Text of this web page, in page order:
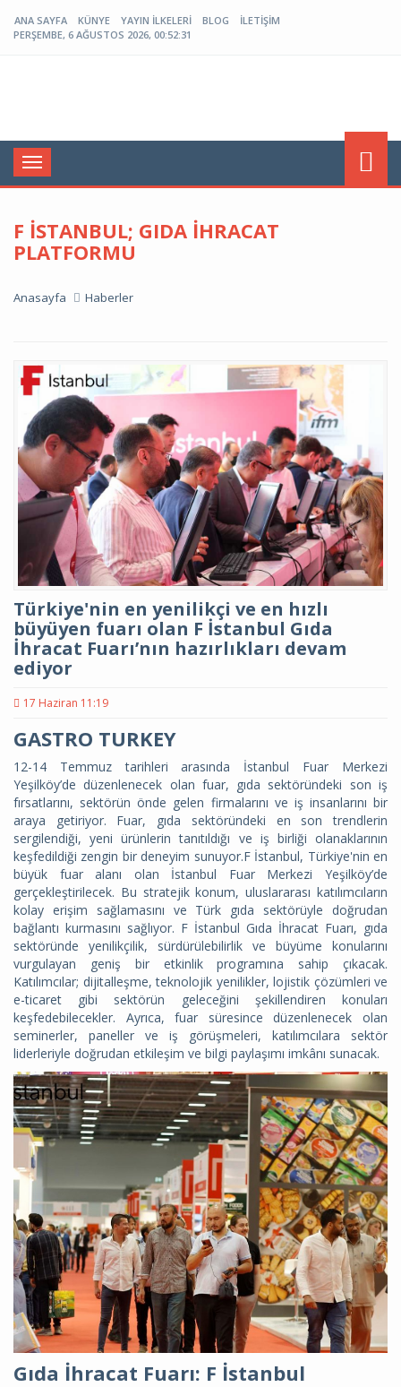
ANA SAYFA KÜNYE YAYIN İLKELERI BLOG
İLETIŞIM
PERŞEMBE, 6 AĞUSTOS 2026, 00:52:32
Menü
F İSTANBUL; GIDA İHRACAT
PLATFORMU
Anasayfa Haberler
Türkiye'nin en yenilikçi ve en hızlı
büyüyen fuarı olan F İstanbul Gıda
İhracat Fuarı’nın hazırlıkları devam
ediyor
17 Haziran 11:19
GASTRO TURKEY
12-14 Temmuz tarihleri arasında İstanbul Fuar Merkezi
Yeşilköy’de düzenlenecek olan fuar, gıda sektöründeki son iş
fırsatlarını, sektörün önde gelen firmalarını ve iş insanlarını bir
araya getiriyor. Fuar, gıda sektöründeki en son trendlerin
sergilendiği, yeni ürünlerin tanıtıldığı ve iş birliği olanaklarının
keşfedildiği zengin bir deneyim sunuyor.F İstanbul, Türkiye'nin en
büyük fuar alanı olan İstanbul Fuar Merkezi Yeşilköy’de
gerçekleştirilecek. Bu stratejik konum, uluslararası katılımcıların
kolay erişim sağlamasını ve Türk gıda sektörüyle doğrudan
bağlantı kurmasını sağlıyor. F İstanbul Gıda İhracat Fuarı, gıda
sektöründe yenilikçilik, sürdürülebilirlik ve büyüme konularını
vurgulayan geniş bir etkinlik programına sahip çıkacak.
Katılımcılar; dijitalleşme, teknolojik yenilikler, lojistik çözümleri ve
e-ticaret gibi sektörün geleceğini şekillendiren konuları
keşfedebilecekler. Ayrıca, fuar süresince düzenlenecek olan
seminerler, paneller ve iş görüşmeleri, katılımcılara sektör
liderleriyle doğrudan etkileşim ve bilgi paylaşımı imkânı sunacak.
Gıda İhracat Fuarı: F İstanbul